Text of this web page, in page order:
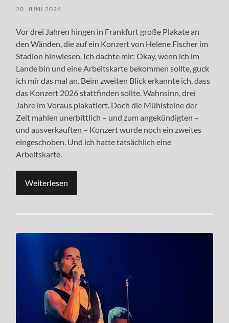
20. JUNI 2026
Vor drei Jahren hingen in Frankfurt große Plakate an
den Wänden, die auf ein Konzert von Helene Fischer im
Stadion hinwiesen. Ich dachte mir: Okay, wenn ich im
Lande bin und eine Arbeitskarte bekommen sollte, guck
ich mir das mal an. Beim zweiten Blick erkannte ich, dass
das Konzert 2026 stattfinden sollte. Wahnsinn, drei
Jahre im Voraus plakatiert. Doch die Mühlsteine der
Zeit mahlen unerbittlich – und zum angekündigten –
und ausverkauften – Konzert wurde noch ein zweites
eingeschoben. Und ich hatte tatsächlich eine
Arbeitskarte.
Weiterlesen